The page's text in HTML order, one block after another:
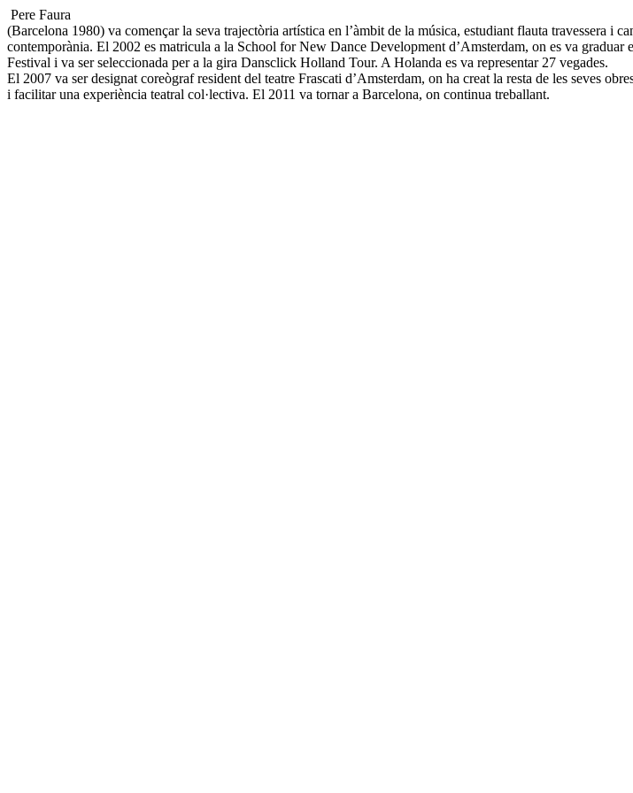
Pere Faura
(Barcelona 1980) va començar la seva trajectòria artística en l’àmbit de la música, estudiant flauta travessera i
contemporània. El 2002 es matricula a la School for New Dance Development d’Amsterdam, on es va
Festival i va ser seleccionada per a la gira Dansclick Holland Tour. A Holanda es va representar 27 vegades.
El 2007 va ser designat coreògraf resident del teatre Frascati d’Amsterdam, on ha creat la resta de les seves
i facilitar una experiència teatral col·lectiva. El 2011 va tornar a Barcelona, on continua treballant.